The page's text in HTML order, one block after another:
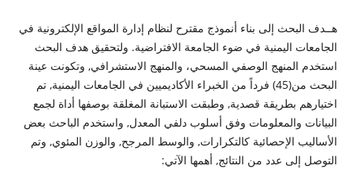
هــدف البحث إلى بناء أنموذج مقترح لنظام إدارة المواقع الإلكترونية في
الجامعات اليمنية في ضوء الجامعة الافتراضية. ولتحقيق هدف البحث
استخدم المنهج الوصفي المسحي، والمنهج الاستشرافي, وتكونت عينة
البحث من(45) فرداً من الخبراء الأكاديميين في الجامعات اليمنية, تم
اختيارهم بطريقة قصدية, وطبقت الاستبانة المغلقة بوصفها أداة لجمع
البيانات والمعلومات وفق أسلوب دلفي المعدل, واستخدم الباحث بعض
الأساليب الإحصائية كالتكرارات, والوسط المرجح, والوزن المئوي, وتم
التوصل إلى عدد من النتائج, أهمها الآتي: